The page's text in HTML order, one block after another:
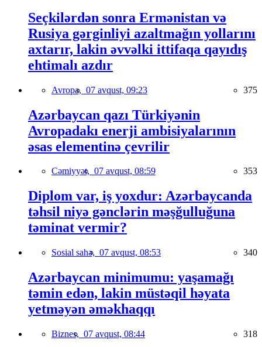
Seçkilərdən sonra Ermənistan və
Rusiya gərginliyi azaltmağın yollarını
axtarır, lakin əvvəlki ittifaqa qayıdış
ehtimalı azdır
Avropa, 07 avqust, 09:23 375
Azərbaycan qazı Türkiyənin
Avropadakı enerji ambisiyalarının
əsas elementinə çevrilir
Cəmiyyət, 07 avqust, 08:59 353
Diplom var, iş yoxdur: Azərbaycanda
təhsil niyə gənclərin məşğulluğuna
təminat vermir?
Sosial sahə, 07 avqust, 08:53 340
Azərbaycan minimumu: yaşamağı
təmin edən, lakin müstəqil həyata
yetməyən əməkhaqqı
Biznes, 07 avqust, 08:44 318